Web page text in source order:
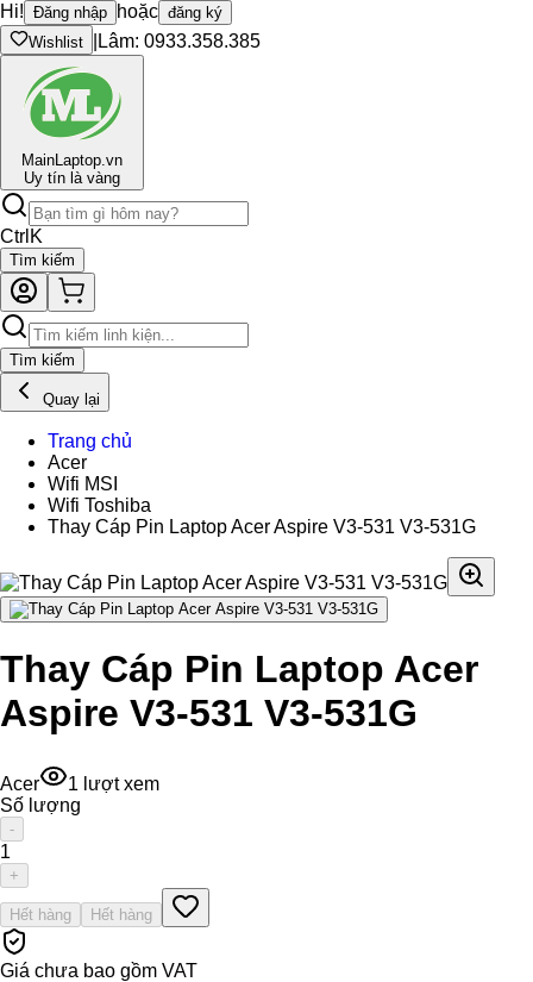
Hi! Đăng nhập hoặc đăng ký
Wishlist
Lâm: 0933.358.385
MainLaptop.vn
Uy tín là vàng
Ctrl K
Tìm kiếm
Tìm kiếm
Quay lại
Trang chủ
Acer
Wifi MSI
Wifi Toshiba
Thay Cáp Pin Laptop Acer Aspire V3-531 V3-531G
Thay Cáp Pin Laptop Acer
Aspire V3-531 V3-531G
Acer 1 lượt xem
Số lượng
-
1
+
Hết hàng Hết hàng
Giá chưa bao gồm VAT